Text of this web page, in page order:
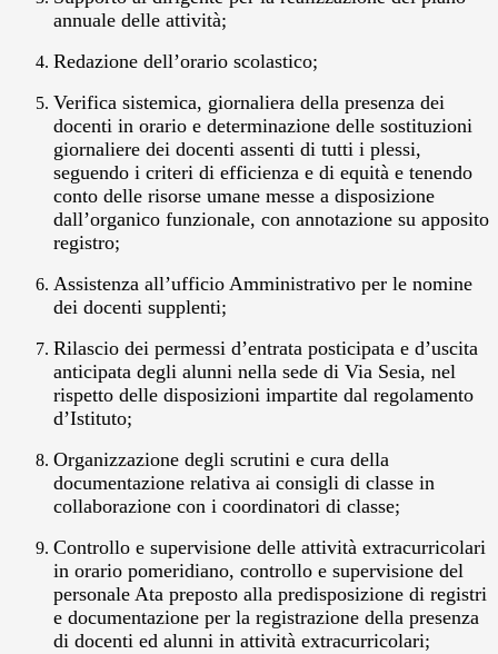
annuale delle attività;
Redazione dell’orario scolastico;
Verifica sistemica, giornaliera della presenza dei
docenti in orario e determinazione delle sostituzioni
giornaliere dei docenti assenti di tutti i plessi,
seguendo i criteri di efficienza e di equità e tenendo
conto delle risorse umane messe a disposizione
dall’organico funzionale, con annotazione su apposito
registro;
Assistenza all’ufficio Amministrativo per le nomine
dei docenti supplenti;
Rilascio dei permessi d’entrata posticipata e d’uscita
anticipata degli alunni nella sede di Via Sesia, nel
rispetto delle disposizioni impartite dal regolamento
d’Istituto;
Organizzazione degli scrutini e cura della
documentazione relativa ai consigli di classe in
collaborazione con i coordinatori di classe;
Controllo e supervisione delle attività extracurricolari
in orario pomeridiano, controllo e supervisione del
personale Ata preposto alla predisposizione di registri
e documentazione per la registrazione della presenza
di docenti ed alunni in attività extracurricolari;